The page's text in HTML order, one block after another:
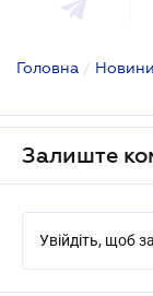
Головна / Новини
Залиште
Увійдіть, щоб